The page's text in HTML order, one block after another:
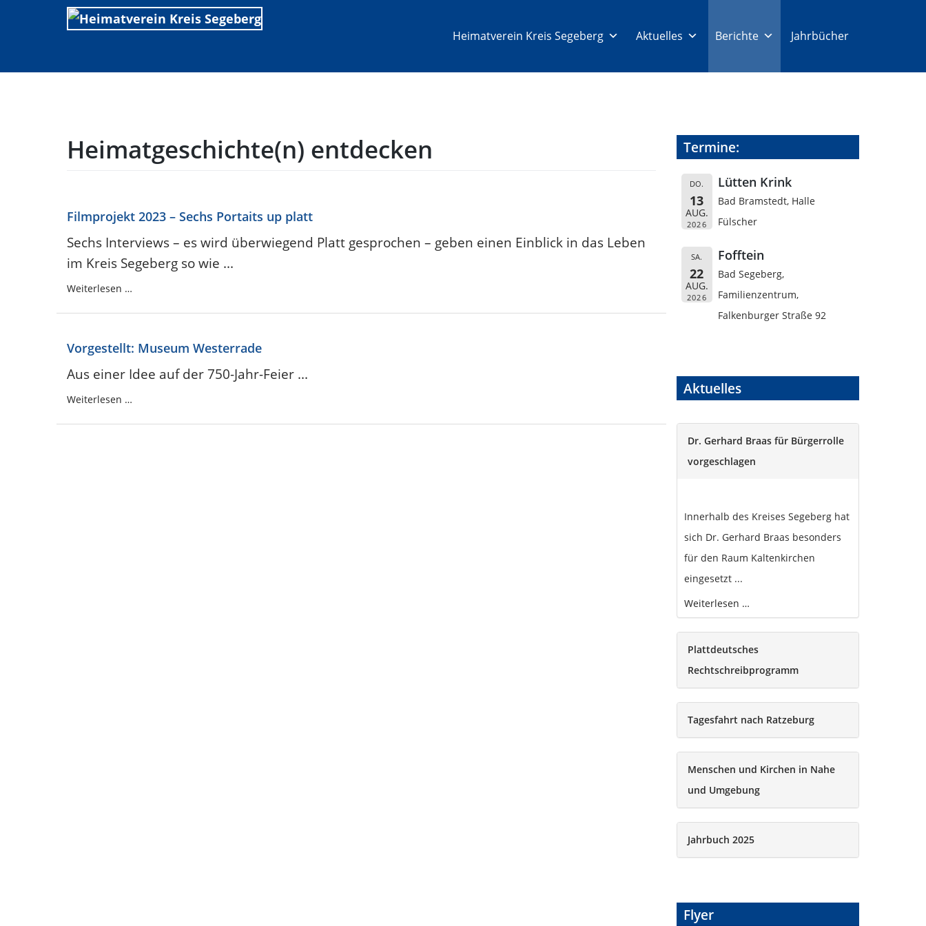
Heimatverein Kreis Segeberg Aktuelles Berichte Jahrbücher
Heimatgeschichte(n) entdecken
Filmprojekt 2023 – Sechs Portaits up platt
Sechs Interviews – es wird überwiegend Platt gesprochen – geben einen Einblick in das Leben
im Kreis Segeberg so wie ...
Weiterlesen …
Vorgestellt: Museum Westerrade
Aus einer Idee auf der 750-Jahr-Feier ...
Weiterlesen …
Termine:
DO.
13
AUG.
2026
Lütten Krink
Bad Bramstedt, Halle
Fülscher
SA.
22
AUG.
2026
Fofftein
Bad Segeberg,
Familienzentrum,
Falkenburger Straße 92
Aktuelles
Dr. Gerhard Braas für Bürgerrolle
vorgeschlagen
Innerhalb des Kreises Segeberg hat
sich Dr. Gerhard Braas besonders
für den Raum Kaltenkirchen
eingesetzt ...
Weiterlesen …
Plattdeutsches
Rechtschreibprogramm
Tagesfahrt nach Ratzeburg
Menschen und Kirchen in Nahe
und Umgebung
Jahrbuch 2025
Flyer